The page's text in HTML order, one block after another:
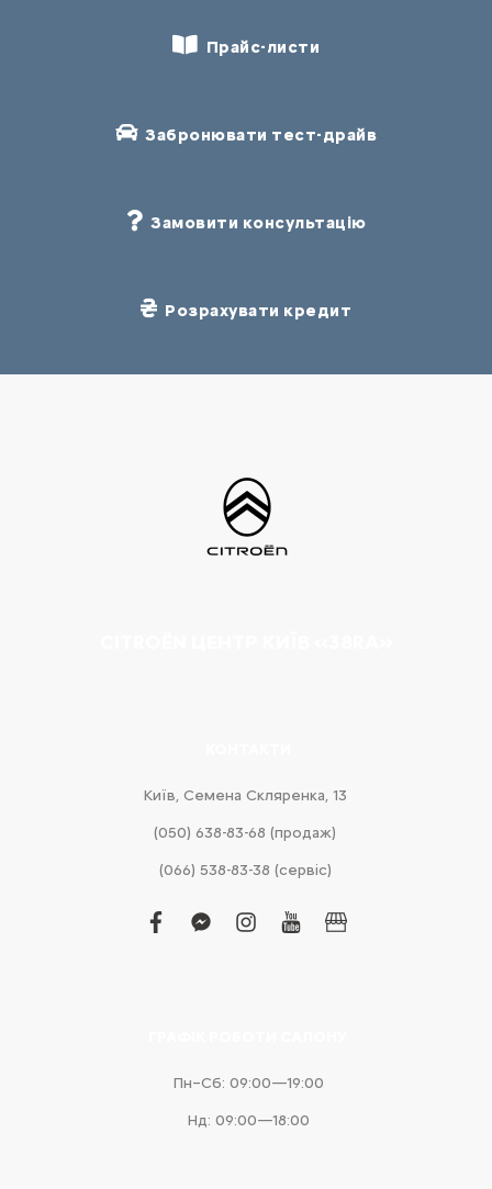
Прайс-листи
Забронювати тест-драйв
Замовити консультацію
Розрахувати кредит
Київ, Cемена Скляренка, 13
(050) 638-83-68 (продаж)
(066) 538-83-38 (сервіс)
facebook
facebook-
instagram
youtubebusiness
Пн–Сб: 09:00—19:00
Нд: 09:00—18:00